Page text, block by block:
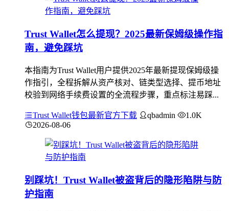
Trust Wallet怎么提现？2025最新保姆级操作指
南，避免踩坑
本指南为Trust Wallet用户提供2025年最新提现保姆级操
作指引，全程拆解从资产核对、链类型选择、提币地址
校验到网络手续费设置的全流程步骤，重点标注易踩...
Trust Wallet钱包最新官方下载 qbadmin
1.0K
2026-08-06
别踩坑！Trust Wallet被盗背后的隐形陷阱与防
护指南